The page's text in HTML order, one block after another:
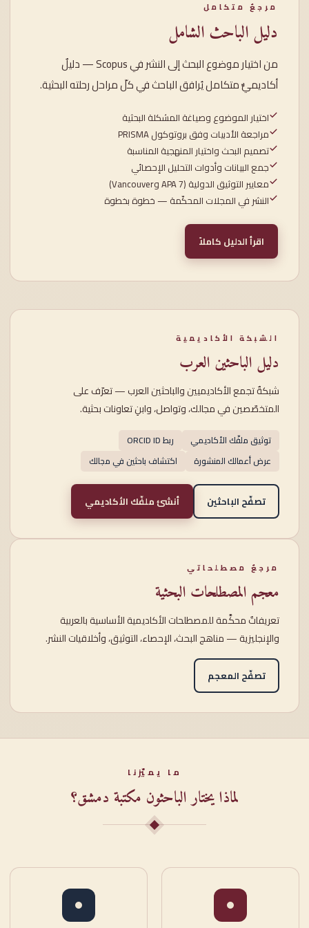
مرجعٌ متكامل
دليل الباحث الشامل
من اختيار موضوع البحث إلى النشر في Scopus — دليلٌ
أكاديميٌّ متكامل يُرافق الباحث في كلّ مراحل رحلته البحثية.
اختيار الموضوع وصياغة المشكلة البحثية
مراجعة الأدبيات وفق بروتوكول PRISMA
تصميم البحث واختيار المنهجية المناسبة
جمع البيانات وأدوات التحليل الإحصائي
معايير التوثيق الدولية (APA 7 وVancouver)
النشر في المجلات المحكّمة — خطوة بخطوة
اقرأ الدليل كاملاً
الشبكة الأكاديمية
دليل الباحثين العرب
شبكةٌ تجمع الأكاديميين والباحثين العرب — تعرّف على
المتخصّصين في مجالك، وتواصل، وابنِ تعاونات بحثية.
توثيق ملفّك الأكاديمي
ربط ORCID ID
عرض أعمالك المنشورة
اكتشاف باحثين في مجالك
تصفّح الباحثين أنشئ ملفّك الأكاديمي
مرجعٌ مصطلحاتي
معجم المصطلحات البحثية
تعريفاتٌ محكَّمة للمصطلحات الأكاديمية الأساسية بالعربية
والإنجليزية — مناهج البحث، الإحصاء، التوثيق، وأخلاقيات النشر.
تصفّح المعجم
ما يميّزنا
لماذا يختار الباحثون مكتبة دمشق؟